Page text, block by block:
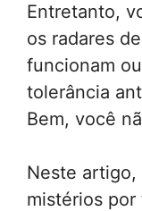
Entretanto,
os radares
funcionam
tolerância
Bem, você
Neste artigo,
mistérios